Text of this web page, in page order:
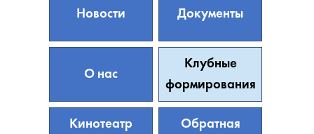
Новости Документы
О нас
Клубные
формирования
Кинотеатр
Обратная